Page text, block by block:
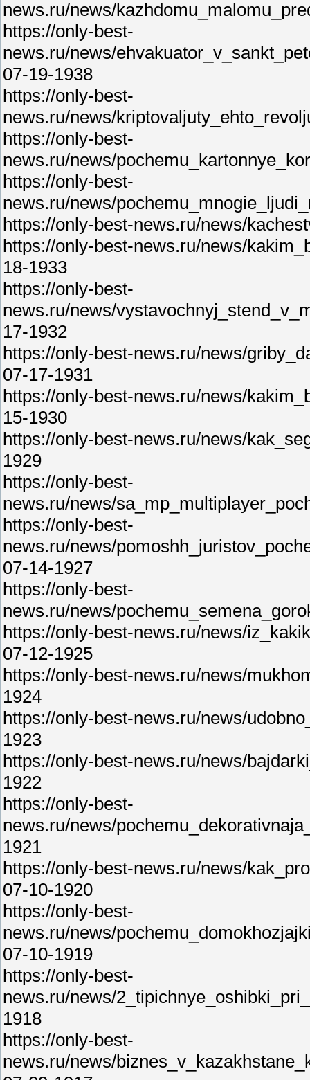
news.ru/news/
https://only-best-
news.ru/news/
07-19-1938
https://only-best-
news.ru/news/
https://only-best-
news.ru/news/
https://only-best-
news.ru/news/
https://only-best-news.ru/news/
https://only-best-news.ru/news/
18-1933
https://only-best-
news.ru/news/
17-1932
https://only-best-news.ru/news/
07-17-1931
https://only-best-news.ru/news/
15-1930
https://only-best-news.ru/news/
1929
https://only-best-
news.ru/news/
https://only-best-
news.ru/news/
07-14-1927
https://only-best-
news.ru/news/
https://only-best-news.ru/news/
07-12-1925
https://only-best-news.ru/news/
1924
https://only-best-news.ru/news/
1923
https://only-best-news.ru/news/
1922
https://only-best-
news.ru/news/
1921
https://only-best-news.ru/news/
07-10-1920
https://only-best-
news.ru/news/
07-10-1919
https://only-best-
news.ru/news/
1918
https://only-best-
news.ru/news/